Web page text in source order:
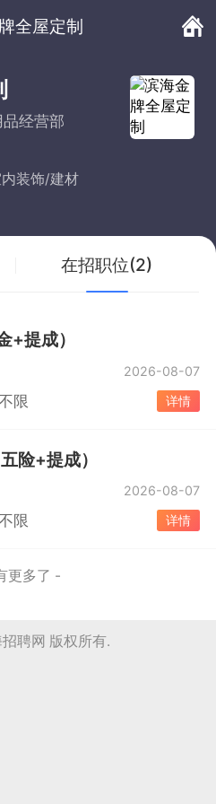
全屋定制
经营部
装饰/建材
在招职位(2)
+提成）
2026-08-07
限 详情
险+提成）
2026-08-07
限 详情
更多了 -
聘网 版权所有.